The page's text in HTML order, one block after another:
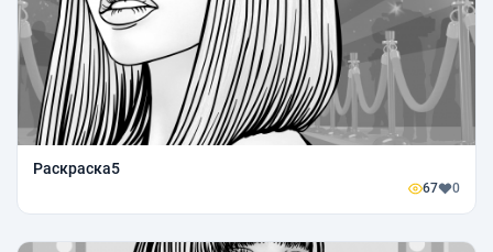
Раскраска5
67 0